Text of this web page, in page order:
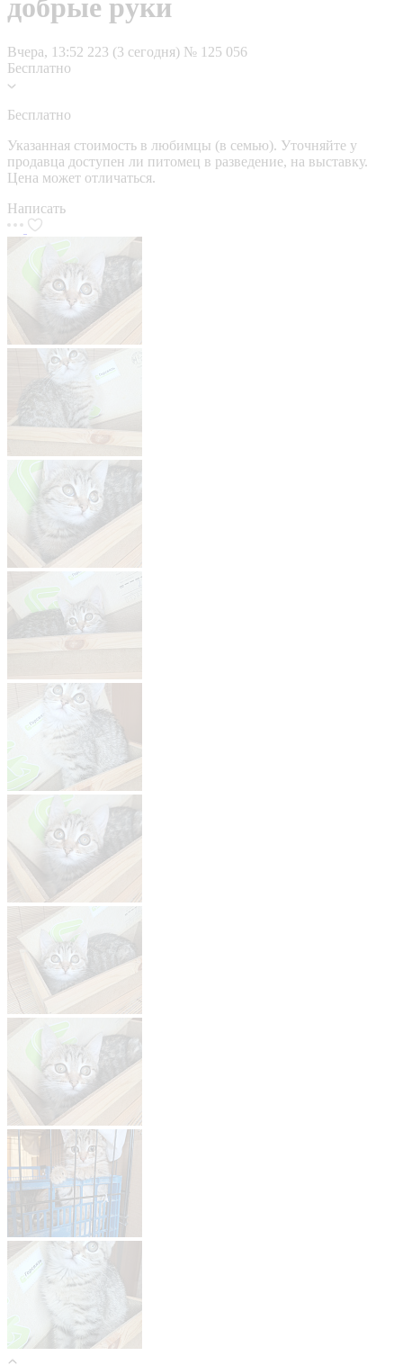
добрые руки
Вчера, 13:52 223 (3 сегодня) № 125 056
Бесплатно
Бесплатно
Указанная стоимость в любимцы (в семью). Уточняйте у
продавца доступен ли питомец в разведение, на выставку.
Цена может отличаться.
Написать